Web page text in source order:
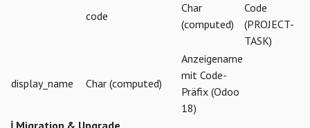
code
Char
(computed)
Code
(PROJECT-
TASK)
display_name Char (computed)
Anzeigename
mit Code-
Präfix (Odoo
18)